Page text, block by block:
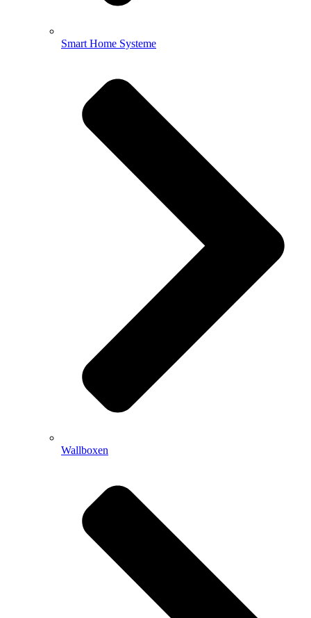
Smart Home Systeme
Wallboxen